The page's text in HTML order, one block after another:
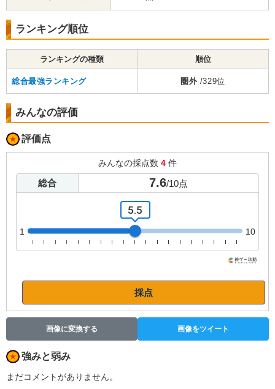
ランキング順位
ランキングの種類 順位
総合最強ランキング 圏外 /329位
みんなの評価
評価点
みんなの採点数 4 件
総合 7.6/10点
1
5.5
10
採点
画像に変換する 画像をツイート
強みと弱み
まだコメントがありません。